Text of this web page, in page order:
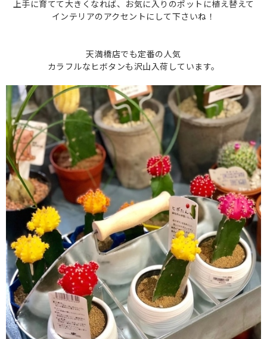
上手に育てて大きくなれば、お気に入りのポットに植え替えて
インテリアのアクセントにして下さいね！
天満橋店でも定番の人気
カラフルなヒボタンも沢山入荷しています。